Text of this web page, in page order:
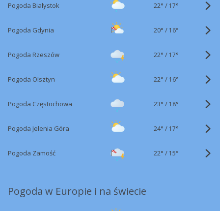
Pogoda Białystok 22° / 17°
Pogoda Gdynia 20° / 16°
Pogoda Rzeszów 22° / 17°
Pogoda Olsztyn 22° / 16°
Pogoda Częstochowa 23° / 18°
Pogoda Jelenia Góra 24° / 17°
Pogoda Zamość 22° / 15°
Pogoda w Europie i na świecie